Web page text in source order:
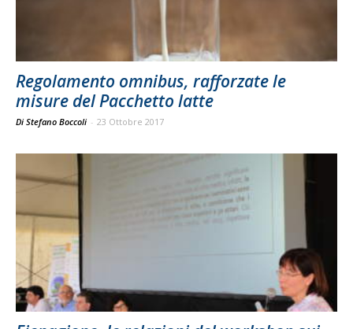
Regolamento omnibus, rafforzate le
misure del Pacchetto latte
Di Stefano Boccoli - 23 Ottobre 2017